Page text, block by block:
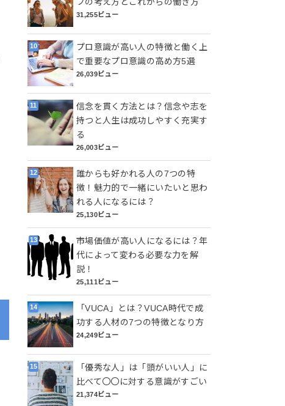
31,255ビュー
プロ意識が高い人の特徴と働く上
で重要なプロ意識の高め方5選
26,039ビュー
信念を貫く方法とは？信念や志を
持つと人生は成功しやすく充実す
る
26,003ビュー
誰からも好かれる人の7つの特
徴！魅力的で一緒にいたいと思わ
れる人になるには？
25,130ビュー
市場価値が高い人になるには？年
代によって変わる必要な力を解
説！
25,111ビュー
「VUCA」とは？VUCA時代で成
功する人材の7つの特徴となり方
24,249ビュー
「優秀な人」は「頭がいい人」に
比べて〇〇に対する意識がすごい
21,374ビュー